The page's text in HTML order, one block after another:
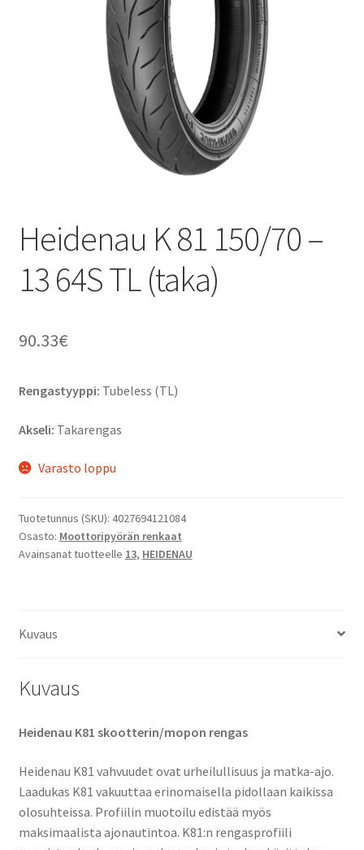
Heidenau K 81 150/70 –
13 64S TL (taka)
90.33€
Rengastyyppi: Tubeless (TL)
Akseli: Takarengas
Varasto loppu
Tuotetunnus (SKU): 4027694121084
Osasto: Moottoripyörän renkaat
Avainsanat tuotteelle 13, HEIDENAU
Kuvaus
Kuvaus
Heidenau K81 skootterin/mopon rengas
Heidenau K81 vahvuudet ovat urheilullisuus ja matka-ajo.
Laadukas K81 vakuuttaa erinomaisella pidollaan kaikissa
olosuhteissa. Profiilin muotoilu edistää myös
maksimaalista ajonautintoa. K81:n rengasprofiili